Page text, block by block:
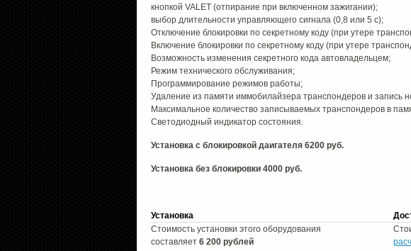
кнопкой VALET (отпирание при включенном зажигании);
выбор длительности управляющего сигнала (0,8 или 5 с);
Отключение блокировки по секретному коду (при утере
Включение блокировки по секретному коду (при утере
Возможность изменения секретного кода автовладельцем;
Режим технического обслуживания;
Программирование режимов работы;
Удаление из памяти иммобилайзера транспондеров и запись
Максимальное количество записываемых транспондеров в
Светодиодный индикатор состояния.
Установка с блокировкой даигателя 6200 руб.
Установка без блокировки 4000 руб.
Установка
Стоимость установки этого оборудования
составляет 6 200 рублей